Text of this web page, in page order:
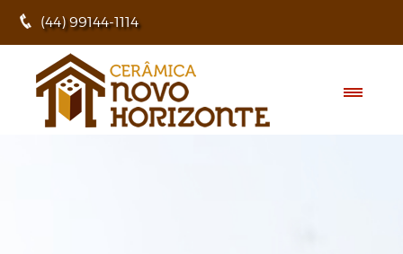
(44) 99144-1114